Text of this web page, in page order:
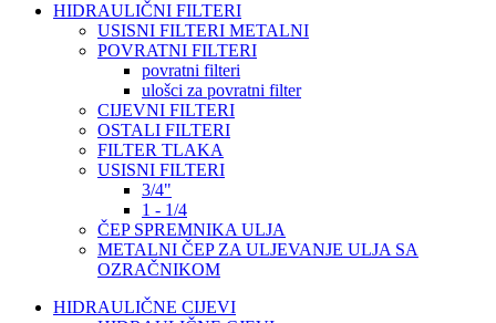
HIDRAULIČNI FILTERI
USISNI FILTERI METALNI
POVRATNI FILTERI
povratni filteri
ulošci za povratni filter
CIJEVNI FILTERI
OSTALI FILTERI
FILTER TLAKA
USISNI FILTERI
3/4"
1 - 1/4
ČEP SPREMNIKA ULJA
METALNI ČEP ZA ULJEVANJE ULJA SA
OZRAČNIKOM
HIDRAULIČNE CIJEVI